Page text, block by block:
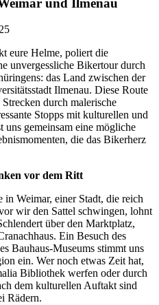
und Ilmenau
eure Helme, poliert die
unvergessliche Bikertour durch
das Land zwischen der
Ilmenau. Diese Route
durch malerische
Stopps mit kulturellen und
gemeinsam eine mögliche
die das Bikerherz
vor dem Ritt
in Weimar, einer Stadt, die reich
wir den Sattel schwingen, lohnt
über den Marktplatz,
Ein Besuch des
Bauhaus-Museums stimmt uns
ein. Wer noch etwas Zeit hat,
Bibliothek werfen oder durch
dem kulturellen Auftakt sind
Rädern.